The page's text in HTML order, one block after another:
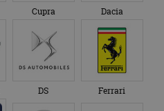
Cupra Dacia
DS Ferrari